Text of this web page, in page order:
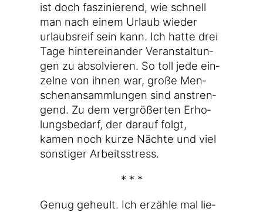
ist doch fas­zi­nie­rend, wie schnell
man nach einem Urlaub wie­der
urlaubs­reif sein kann. Ich hat­te drei
Tage hin­ter­ein­an­der Ver­an­stal­tun­
gen zu absol­vie­ren. So toll jede ein­
zel­ne von ihnen war, gro­ße Men­
schen­an­samm­lun­gen sind anstren­
gend. Zu dem ver­grö­ßer­ten Erho­
lungs­be­darf, der dar­auf folgt,
kamen noch kur­ze Näch­te und viel
sons­ti­ger Arbeitsstress.
* * *
Genug geheult. Ich erzäh­le mal lie­